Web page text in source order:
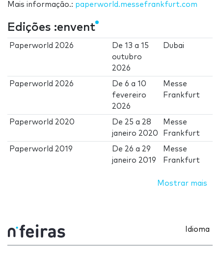
Mais informação.: paperworld.messefrankfurt.com
Edições :envent
Paperworld 2026 De13 a15
outubro
2026
Dubai
Paperworld 2026 De6 a10
fevereiro
2026
Messe
Frankfurt
Paperworld 2020 De 25 a 28
janeiro 2020
Messe
Frankfurt
Paperworld 2019 De 26 a 29
janeiro 2019
Messe
Frankfurt
Mostrar mais
Idioma